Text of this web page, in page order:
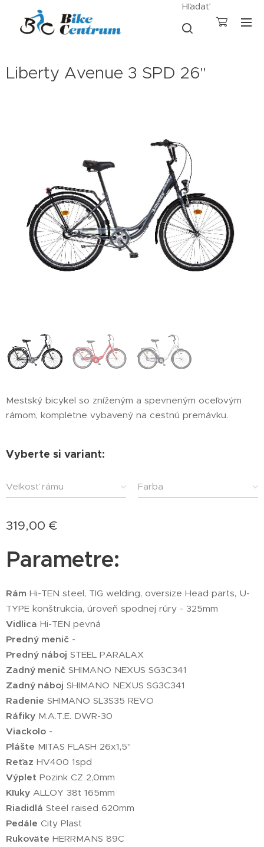
Hľadať
Liberty Avenue 3 SPD 26"
Mestský bicykel so zníženým a spevneným oceľovým
rámom, kompletne vybavený na cestnú premávku.
Vyberte si variant:
Veľkosť rámu Farba
319,00 €
Parametre:
Rám Hi-TEN steel, TIG welding, oversize Head parts, U-
TYPE konštrukcia, úroveň spodnej rúry - 325mm
Vidlica Hi-TEN pevná
Predný menič -
Predný náboj STEEL PARALAX
Zadný menič SHIMANO NEXUS SG3C341
Zadný náboj SHIMANO NEXUS SG3C341
Radenie SHIMANO SL3S35 REVO
Ráfiky M.A.T.E. DWR-30
Viackolo -
Plášte MITAS FLASH 26x1,5"
Reťaz HV400 1spd
Výplet Pozink CZ 2,0mm
Kľuky ALLOY 38t 165mm
Riadidlá Steel raised 620mm
Pedále City Plast
Rukoväte HERRMANS 89C